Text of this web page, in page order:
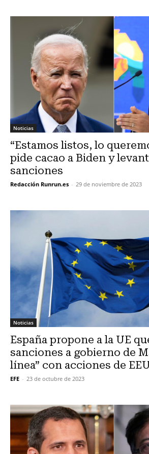
Noticias
“Estamos listos, lo
pide cacao a Biden y
sanciones
Redacción Runrun.es - 29 de noviembre de 2023
Noticias
España propone a la UE
sanciones a gobierno de
línea” con acciones de
EFE - 23 de octubre de 2023